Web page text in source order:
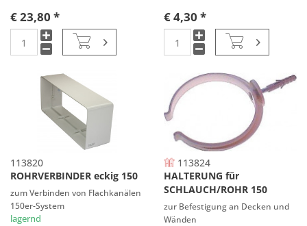
€ 23,80 * € 4,30 *
113820
ROHRVERBINDER eckig 150
zum Verbinden von Flachkanälen
150er-System
lagernd
113824
HALTERUNG für
SCHLAUCH/ROHR 150
zur Befestigung an Decken und
Wänden